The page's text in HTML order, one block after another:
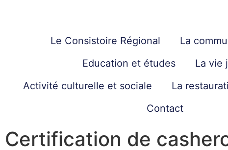
Le Consistoire Régional
La
Education et études
La vie
Activité culturelle et sociale
La
Contact
Certification de